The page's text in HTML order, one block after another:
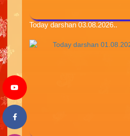
Today darshan 03.08.2026..